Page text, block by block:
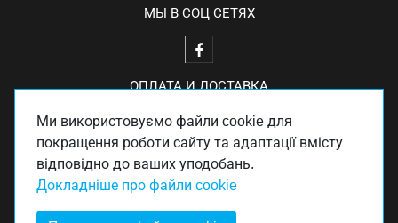
МЫ В СОЦ СЕТЯХ
ОПЛАТА И ДОСТАВКА
Ми використовуємо файли cookie для
покращення роботи сайту та адаптації вмісту
відповідно до ваших уподобань.
Докладніше про файли cookie